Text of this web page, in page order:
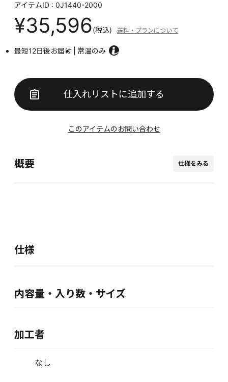
アイテムID : 0J1440-2000
¥35,596(税込) 送料・プランについて
最短12日後お届け 常温のみ
仕入れリストに追加する
このアイテムのお問い合わせ
概要 仕様をみる
仕様
内容量・入り数・サイズ
加工者
なし